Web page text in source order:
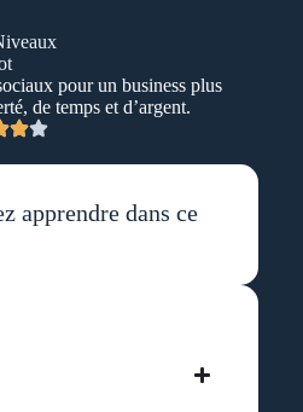
pour un business plus
de temps et d’argent.
apprendre dans ce